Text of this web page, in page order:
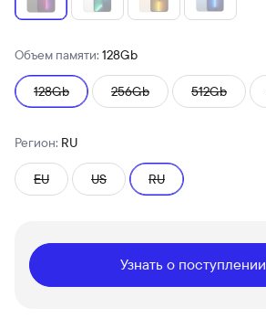
Объем памяти: 128Gb
128Gb 256Gb 512Gb
Регион: RU
EU US RU
Узнать о поступлении